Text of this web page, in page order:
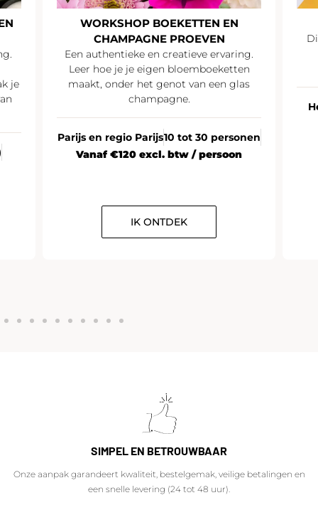
je
WORKSHOP BOEKETTEN EN
CHAMPAGNE PROEVEN
Een authentieke en creatieve ervaring.
Leer hoe je je eigen bloemboeketten
maakt, onder het genot van een glas
champagne.
Parijs en regio Parijs10 tot 30 personen
Vanaf €120 excl. btw / persoon
IK ONTDEK
SIMPEL EN BETROUWBAAR
Onze aanpak garandeert kwaliteit, bestelgemak, veilige betalingen en
een snelle levering (24 tot 48 uur).